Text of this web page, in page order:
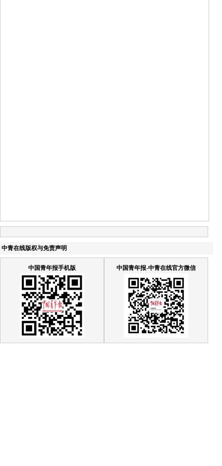
中青在线版权与免责声明
中国青年报手机版 中国青年报-中青在线官方微信